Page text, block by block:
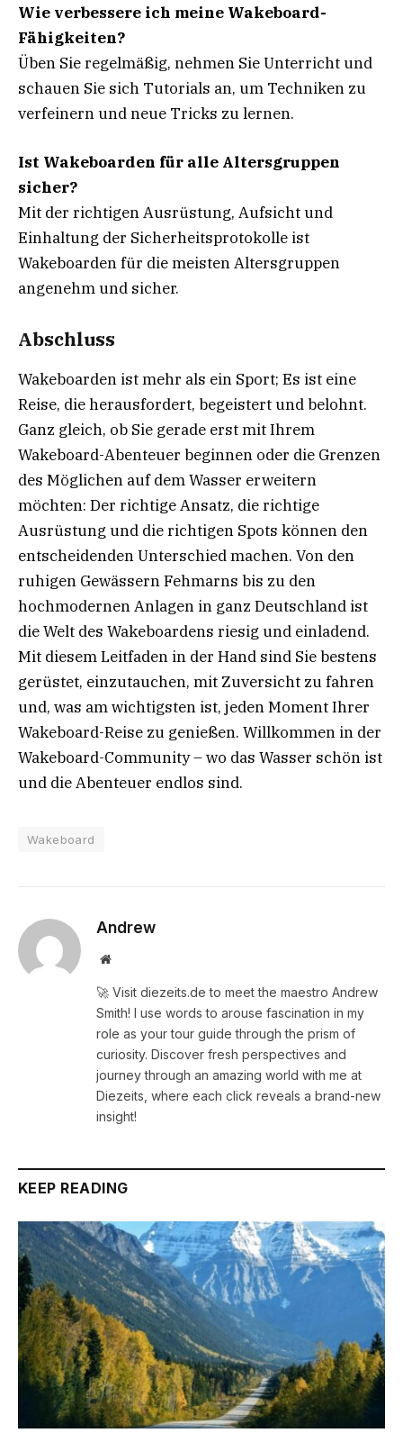
Wie verbessere ich meine Wakeboard-
Fähigkeiten?
Üben Sie regelmäßig, nehmen Sie Unterricht und
schauen Sie sich Tutorials an, um Techniken zu
verfeinern und neue Tricks zu lernen.
Ist Wakeboarden für alle Altersgruppen
sicher?
Mit der richtigen Ausrüstung, Aufsicht und
Einhaltung der Sicherheitsprotokolle ist
Wakeboarden für die meisten Altersgruppen
angenehm und sicher.
Abschluss
Wakeboarden ist mehr als ein Sport; Es ist eine
Reise, die herausfordert, begeistert und belohnt.
Ganz gleich, ob Sie gerade erst mit Ihrem
Wakeboard-Abenteuer beginnen oder die Grenzen
des Möglichen auf dem Wasser erweitern
möchten: Der richtige Ansatz, die richtige
Ausrüstung und die richtigen Spots können den
entscheidenden Unterschied machen. Von den
ruhigen Gewässern Fehmarns bis zu den
hochmodernen Anlagen in ganz Deutschland ist
die Welt des Wakeboardens riesig und einladend.
Mit diesem Leitfaden in der Hand sind Sie bestens
gerüstet, einzutauchen, mit Zuversicht zu fahren
und, was am wichtigsten ist, jeden Moment Ihrer
Wakeboard-Reise zu genießen. Willkommen in der
Wakeboard-Community – wo das Wasser schön ist
und die Abenteuer endlos sind.
Wakeboard
Andrew
Website
🚀 Visit diezeits.de to meet the maestro Andrew
Smith! I use words to arouse fascination in my
role as your tour guide through the prism of
curiosity. Discover fresh perspectives and
journey through an amazing world with me at
Diezeits, where each click reveals a brand-new
insight!
KEEP READING